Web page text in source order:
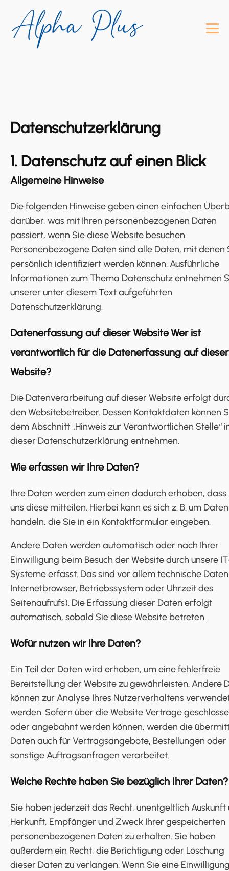
Datenschutz­erklärung
1. Datenschutz auf einen Blick
Allgemeine Hinweise
Die folgenden Hinweise geben einen einfachen
darüber, was mit Ihren personenbezogenen Daten
passiert, wenn Sie diese Website besuchen.
Personenbezogene Daten sind alle Daten, mit denen
persönlich identifiziert werden können. Ausführliche
Informationen zum Thema Datenschutz entnehmen
unserer unter diesem Text aufgeführten
Datenschutzerklärung.
Datenerfassung auf dieser WebsiteWer ist
verantwortlich für die Datenerfassung auf dieser
Website?
Die Datenverarbeitung auf dieser Website erfolgt
den Websitebetreiber. Dessen Kontaktdaten können
dem Abschnitt „Hinweis zur Verantwortlichen Stelle“
dieser Datenschutzerklärung entnehmen.
Wie erfassen wir Ihre Daten?
Ihre Daten werden zum einen dadurch erhoben, dass
uns diese mitteilen. Hierbei kann es sich z. B. um Daten
handeln, die Sie in ein Kontaktformular eingeben.
Andere Daten werden automatisch oder nach Ihrer
Einwilligung beim Besuch der Website durch unsere
Systeme erfasst. Das sind vor allem technische Daten
Internetbrowser, Betriebssystem oder Uhrzeit des
Seitenaufrufs). Die Erfassung dieser Daten erfolgt
automatisch, sobald Sie diese Website betreten.
Wofür nutzen wir Ihre Daten?
Ein Teil der Daten wird erhoben, um eine fehlerfreie
Bereitstellung der Website zu gewährleisten. Andere
können zur Analyse Ihres Nutzerverhaltens
werden. Sofern über die Website Verträge
oder angebahnt werden können, werden die
Daten auch für Vertragsangebote, Bestellungen oder
sonstige Auftragsanfragen verarbeitet.
Welche Rechte haben Sie bezüglich Ihrer Daten?
Sie haben jederzeit das Recht, unentgeltlich Auskunft
Herkunft, Empfänger und Zweck Ihrer gespeicherten
personenbezogenen Daten zu erhalten. Sie haben
außerdem ein Recht, die Berichtigung oder Löschung
dieser Daten zu verlangen. Wenn Sie eine